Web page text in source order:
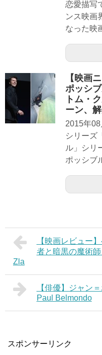
恋愛描写
ンス映画
なった映
【映画
ポッシ
トム・
ーン、解
2015年
シリーズ
ル」シリ
ポッシブ
【映画レビュー
者と暗黒の魔術
Zla
【俳優】ジャン
Paul Belmondo
スポンサーリンク